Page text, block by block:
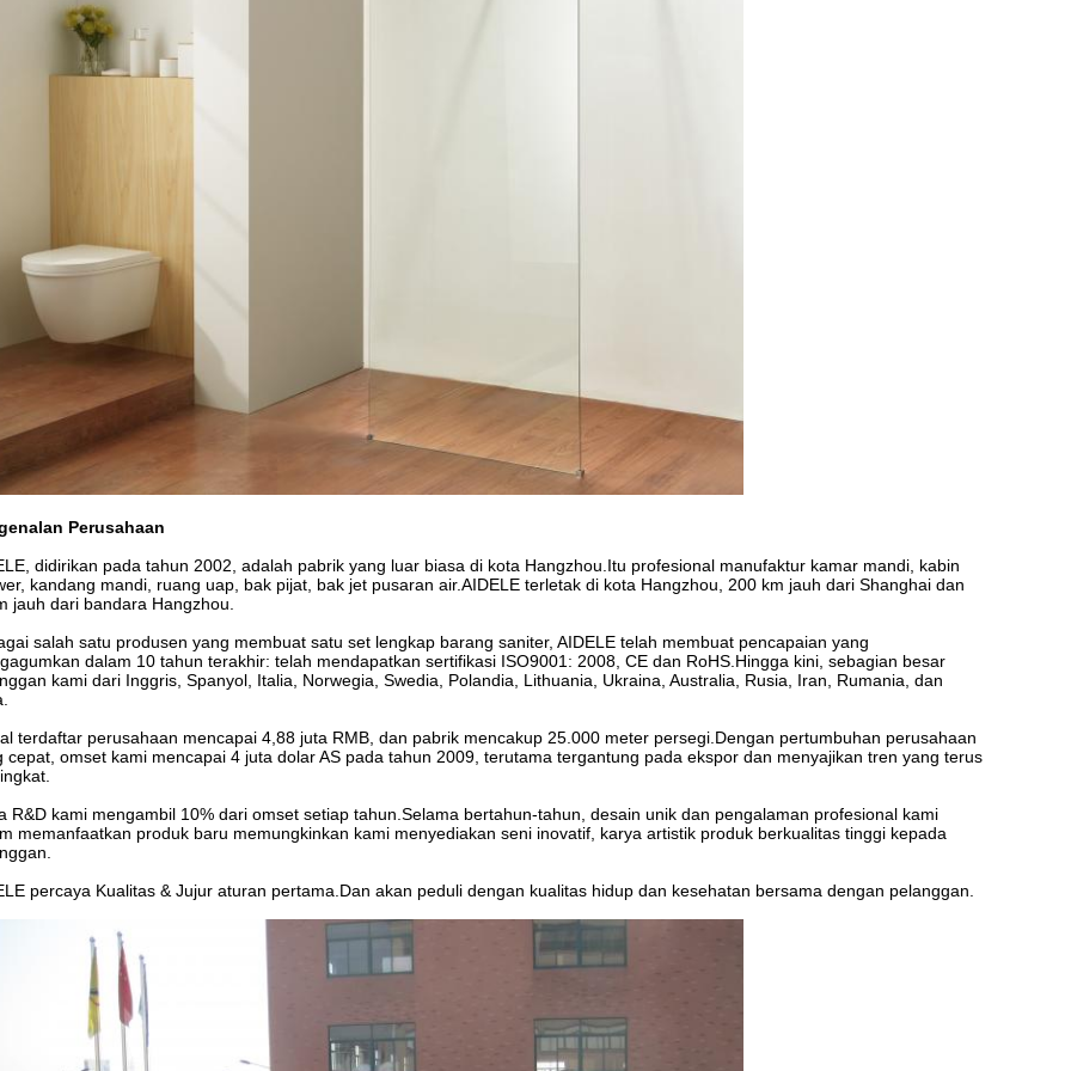
Perusahaan
didirikan pada tahun 2002, adalah pabrik yang luar biasa di kota Hangzhou.Itu profesional manufaktur kamar mandi, kabin
kandang mandi, ruang uap, bak pijat, bak jet pusaran air.AIDELE terletak di kota Hangzhou, 200 km jauh dari Shanghai dan
jauh dari bandara Hangzhou.
salah satu produsen yang membuat satu set lengkap barang saniter, AIDELE telah membuat pencapaian yang
dalam 10 tahun terakhir: telah mendapatkan sertifikasi ISO9001: 2008, CE dan RoHS.Hingga kini, sebagian besar
kami dari Inggris, Spanyol, Italia, Norwegia, Swedia, Polandia, Lithuania, Ukraina, Australia, Rusia, Iran, Rumania, dan
terdaftar perusahaan mencapai 4,88 juta RMB, dan pabrik mencakup 25.000 meter persegi.Dengan pertumbuhan perusahaan
cepat, omset kami mencapai 4 juta dolar AS pada tahun 2009, terutama tergantung pada ekspor dan menyajikan tren yang terus
R&D kami mengambil 10% dari omset setiap tahun.Selama bertahun-tahun, desain unik dan pengalaman profesional kami
memanfaatkan produk baru memungkinkan kami menyediakan seni inovatif, karya artistik produk berkualitas tinggi kepada
percaya Kualitas & Jujur aturan pertama.Dan akan peduli dengan kualitas hidup dan kesehatan bersama dengan pelanggan.